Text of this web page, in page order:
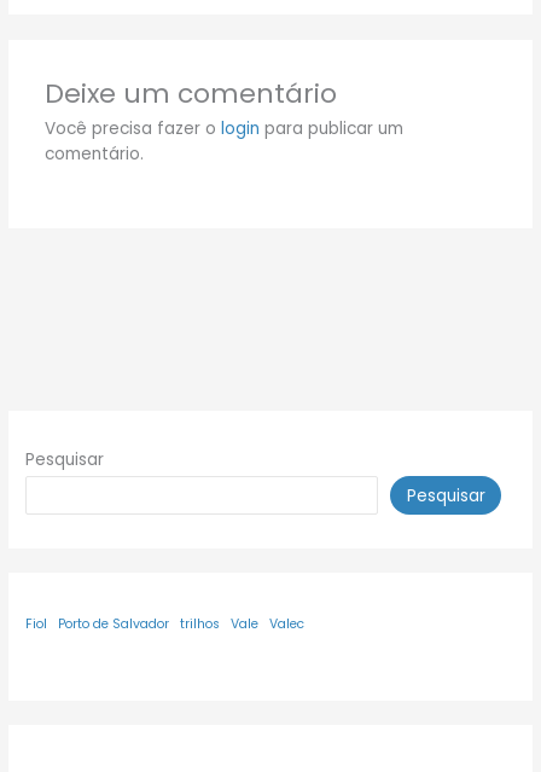
Deixe um comentário
Você precisa fazer o login para publicar um
comentário.
Pesquisar
Pesquisar
Fiol Porto de Salvador trilhos Vale Valec